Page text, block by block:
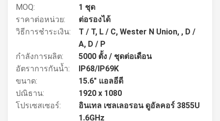
MOQ:
1 ชุด
ราคาต่อหน่วย:
ต่อรองได้
วิธีการชำระเงิน:
T / T, L / C, Wester N Union, , D /
A, D / P
กำลังการผลิต:
5000 ตั้ง / ชุดต่อเดือน
อัตราการกันน้ำ:
IP68/IP69K
ขนาด:
15.6" แอลอีดี
ปณิธาน:
1920 x 1080
โปรเซสเซอร์:
อินเทล เซลเลอรอน ดูอัลคอร์ 3855U
1.6GHz